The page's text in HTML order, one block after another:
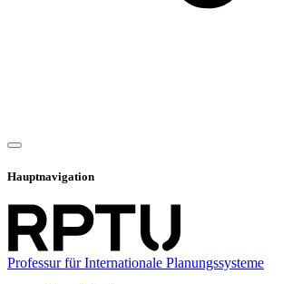
Hauptnavigation
Professur für Internationale Planungssysteme